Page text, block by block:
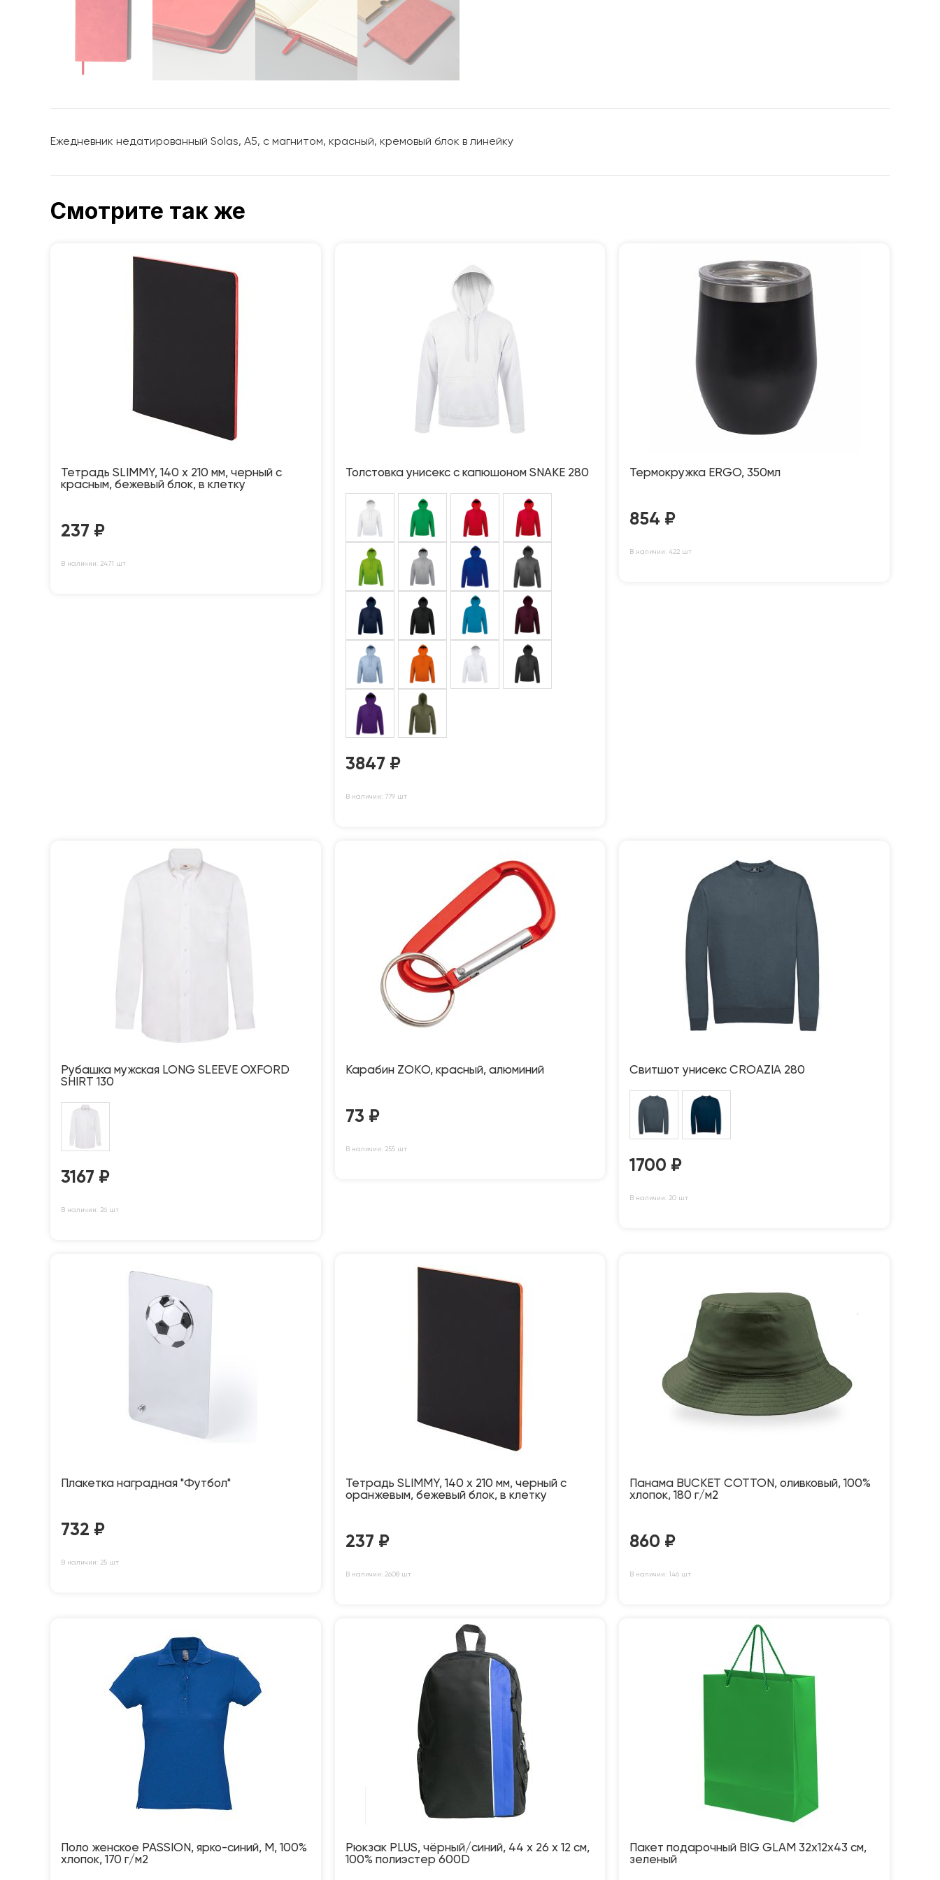
Ежедневник недатированный Solas, А5, с магнитом, красный, кремовый блок в линейку
Смотрите так же
Тетрадь SLIMMY, 140 х 210 мм, черный с
красным, бежевый блок, в клетку
237 ₽
В наличии: 2471 шт
Толстовка унисекс с капюшоном SNAKE 280
3847 ₽
В наличии: 779 шт
Термокружка ERGO, 350мл
854 ₽
В наличии: 422 шт
Рубашка мужская LONG SLEEVE OXFORD
SHIRT 130
3167 ₽
В наличии: 26 шт
Карабин ZOKО, красный, алюминий
73 ₽
В наличии: 255 шт
Свитшот унисекс CROAZIA 280
1700 ₽
В наличии: 20 шт
Плакетка наградная "Футбол"
732 ₽
В наличии: 25 шт
Тетрадь SLIMMY, 140 х 210 мм, черный с
оранжевым, бежевый блок, в клетку
237 ₽
В наличии: 2608 шт
Панама BUCKET COTTON, оливковый, 100%
хлопок, 180 г/м2
860 ₽
В наличии: 146 шт
Поло женское PASSION, ярко-синий, M, 100%
хлопок, 170 г/м2
Рюкзак PLUS, чёрный/синий, 44 x 26 x 12 см,
100% полиэстер 600D
Пакет подарочный BIG GLAM 32х12х43 см,
зеленый